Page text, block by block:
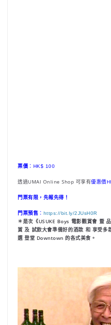
票價 ：HK$ 100
透過UMAI Online Shop 可享有優惠價
門票有限，先報先得！
門票預售 ： https://bit.ly/2JUsH0R
＊是次《USUKE Boys 電影觀賞會 暨
賞 及 試飲大會準備好的酒款 和 享受多
選 登堂 Downtown 的各式美食。